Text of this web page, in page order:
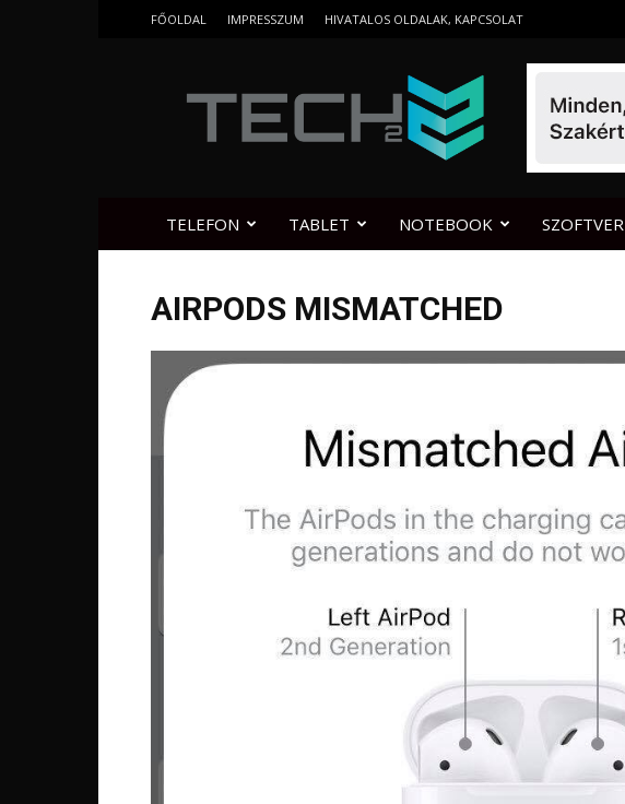
FŐOLDAL IMPRESSZUM HIVATALOS OLDALAK, KAPCSOLAT
TELEFON TABLET NOTEBOOK SZOFTVER
AIRPODS MISMATCHED